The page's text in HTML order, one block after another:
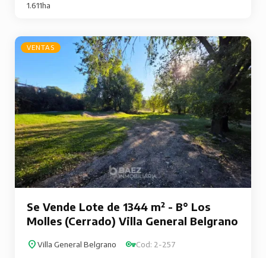
1.611ha
VENTAS
Se Vende Lote de 1344 m² - B° Los
Molles (Cerrado) Villa General Belgrano
Villa General Belgrano Cod: 2-257